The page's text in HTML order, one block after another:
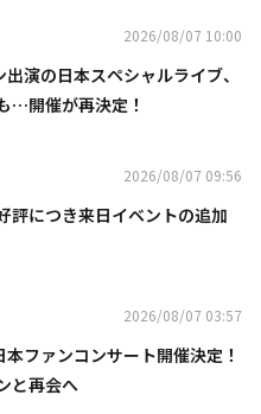
2026/08/07 10:00
演の日本スペシャルライブ、
…開催が再決定！
2026/08/07 09:56
評につき来日イベントの追加
2026/08/07 03:57
ファンコンサート開催決定！
と再会へ